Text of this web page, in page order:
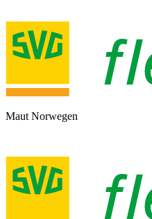
Maut Norwegen